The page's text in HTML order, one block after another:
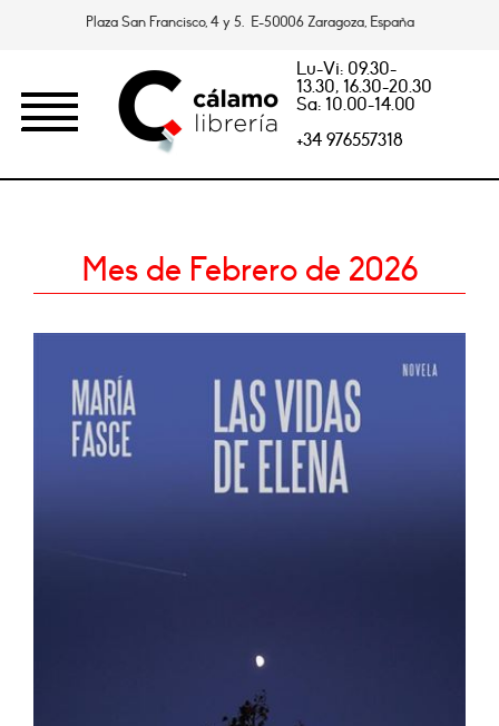
Plaza San Francisco, 4 y 5. E-50006 Zaragoza, España
Lu-Vi: 09.30-
13.30, 16.30-20.30
Sa: 10.00-14.00
+34 976557318
Mes de Febrero de 2026